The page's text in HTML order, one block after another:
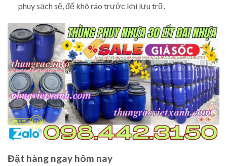
phuy sạch sẽ, để khô ráo trước khi lưu trữ.
Đặt hàng ngay hôm nay